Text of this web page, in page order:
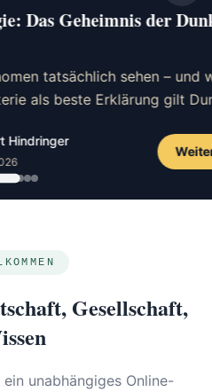
der Dunklen
sehen – und warum
Erklärung gilt Dunkle
Weiterlesen
Gesellschaft,
unabhängiges Online-